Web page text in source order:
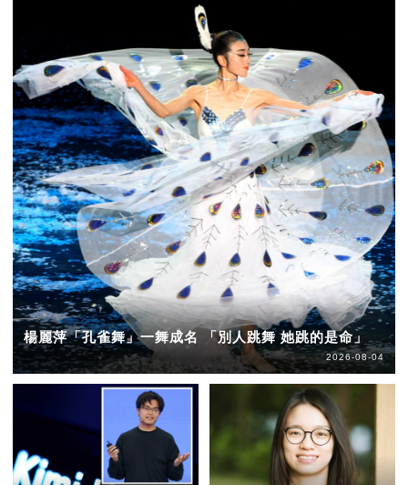
楊麗萍「孔雀舞」一舞成名 「別人跳舞 她跳的是命」
2026-08-04